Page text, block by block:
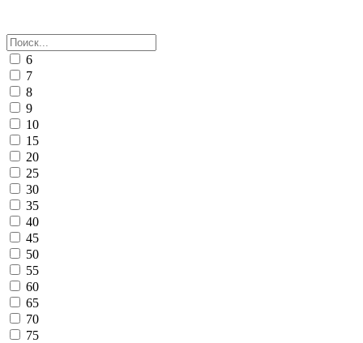
6
7
8
9
10
15
20
25
30
35
40
45
50
55
60
65
70
75